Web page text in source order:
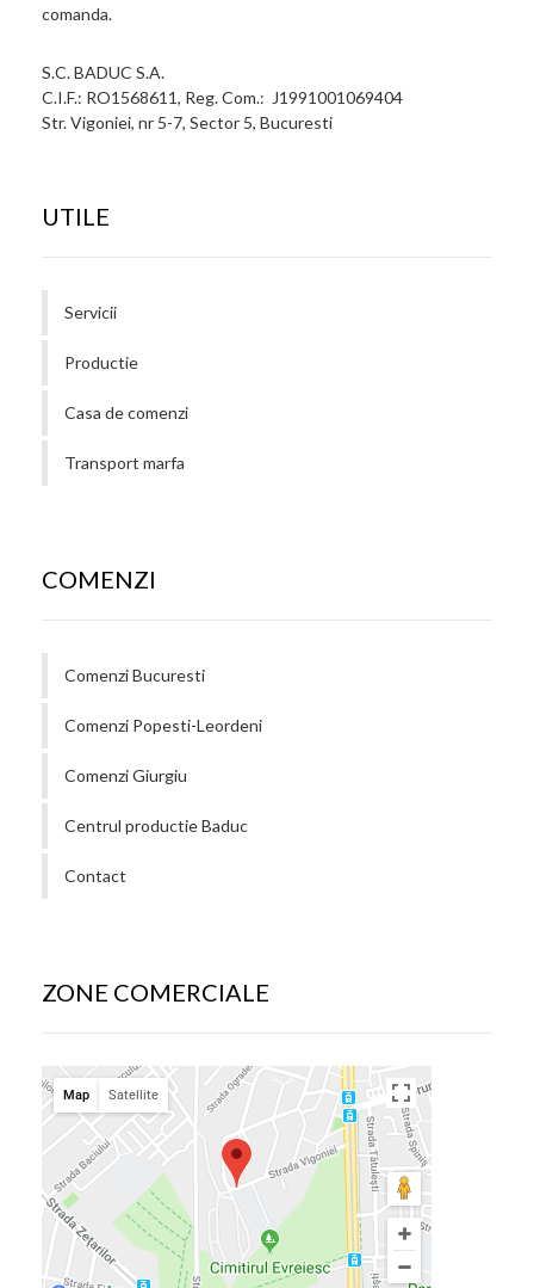
comanda.
S.C. BADUC S.A.
C.I.F.: RO1568611, Reg. Com.: J1991001069404
Str. Vigoniei, nr 5-7, Sector 5, Bucuresti
UTILE
Servicii
Productie
Casa de comenzi
Transport marfa
COMENZI
Comenzi Bucuresti
Comenzi Popesti-Leordeni
Comenzi Giurgiu
Centrul productie Baduc
Contact
ZONE COMERCIALE